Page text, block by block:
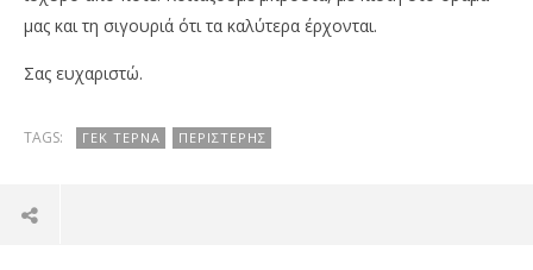
μας και τη σιγουριά ότι τα καλύτερα έρχονται.
Σας ευχαριστώ.
TAGS: ΓΕΚ ΤΈΡΝΑ ΠΕΡΙΣΤΈΡΗΣ